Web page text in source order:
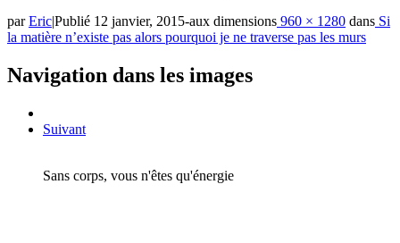
parEric|Publié 12 janvier, 2015-aux dimensions 960 × 1280 dans Si
la matière n’existe pas alors pourquoi je ne traverse pas les murs
Navigation dans les images
Suivant
Sans corps, vous n'êtes qu'énergie